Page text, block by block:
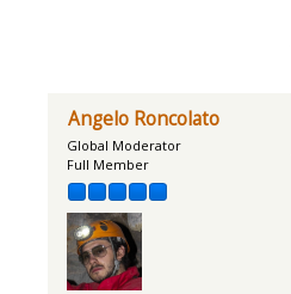
Angelo Roncolato
Global Moderator
Full Member